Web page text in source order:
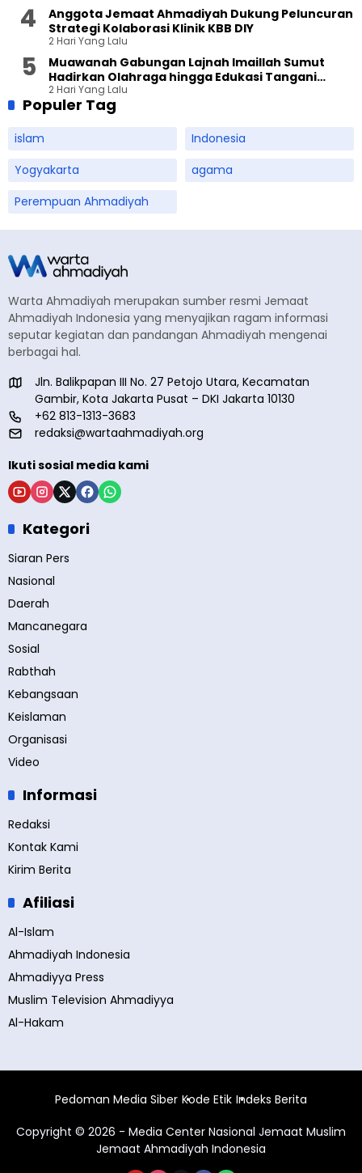
Anggota Jemaat Ahmadiyah Dukung Peluncuran
Strategi Kolaborasi Klinik KBB DIY
2 Hari Yang Lalu
Muawanah Gabungan Lajnah Imaillah Sumut
Hadirkan Olahraga hingga Edukasi Tangani
Sampah
2 Hari Yang Lalu
Populer Tag
islam
Indonesia
Yogyakarta
agama
Perempuan Ahmadiyah
Warta Ahmadiyah merupakan sumber resmi Jemaat
Ahmadiyah Indonesia yang menyajikan ragam informasi
seputar kegiatan dan pandangan Ahmadiyah mengenai
berbagai hal.
Jln. Balikpapan III No. 27 Petojo Utara, Kecamatan
Gambir, Kota Jakarta Pusat – DKI Jakarta 10130
+62 813-1313-3683
redaksi@wartaahmadiyah.org
Ikuti sosial media kami
Kategori
Siaran Pers
Nasional
Daerah
Mancanegara
Sosial
Rabthah
Kebangsaan
Keislaman
Organisasi
Video
Informasi
Redaksi
Kontak Kami
Kirim Berita
Afiliasi
Al-Islam
Ahmadiyah Indonesia
Ahmadiyya Press
Muslim Television Ahmadiyya
Al-Hakam
Pedoman Media Siber Kode Etik Indeks Berita
Copyright © 2026 - Media Center Nasional Jemaat Muslim
Jemaat Ahmadiyah Indonesia